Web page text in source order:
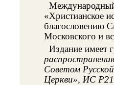
«Христианское
благословению
Московского и
Издание имеет
Советом
Церкви», ИС